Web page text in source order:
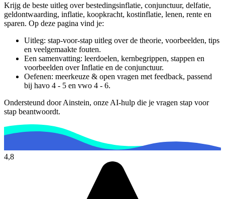
Krijg de beste uitleg over bestedingsinflatie, conjunctuur, delfatie,
geldontwaarding, inflatie, koopkracht, kostinflatie, lenen, rente en
sparen. Op deze pagina vind je:
Uitleg: stap-voor-stap uitleg over de theorie, voorbeelden, tips
en veelgemaakte fouten.
Een samenvatting: leerdoelen, kernbegrippen, stappen en
voorbeelden overInflatie en de conjunctuur.
Oefenen: meerkeuze & open vragen met feedback, passend
bij havo 4 - 5 en vwo 4 - 6.
Ondersteund door Ainstein, onze AI-hulp die je vragen stap voor
stap beantwoordt.
4,8